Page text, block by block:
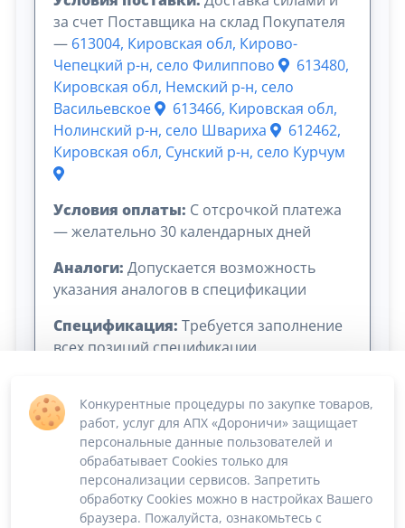
за счет Поставщика на склад Покупателя
— 613004, Кировская обл, Кирово-
Чепецкий р-н, село Филиппово
613480,
Кировская обл, Немский р-н, село
Васильевское
613466, Кировская обл,
Нолинский р-н, село Швариха
612462,
Кировская обл, Сунский р-н, село Курчум
Условия оплаты: C отсрочкой платежа
— желательно 30 календарных дней
Аналоги: Допускается возможность
указания аналогов в спецификации
Спецификация: Требуется заполнение
всех позиций спецификации
Сумма лота: 6 480 000,00 ₽
Конкурентные процедуры по закупке товаров,
работ, услуг для АПХ «Дороничи» защищает
персональные данные пользователей и
обрабатывает Cookies только для
персонализации сервисов. Запретить
обработку Cookies можно в настройках Вашего
браузера. Пожалуйста, ознакомьтесь с